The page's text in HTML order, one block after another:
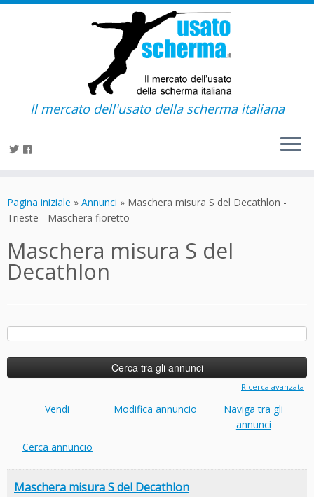
contenuto
Il mercato dell'usato della scherma italiana
Pagina iniziale » Annunci » Maschera misura S del Decathlon -
Trieste - Maschera fioretto
Maschera misura S del
Decathlon
Ricerca
Ricerca avanzata
Vendi Modifica annuncio
Naviga tra gli
annunci
Cerca annuncio
Maschera misura S del Decathlon